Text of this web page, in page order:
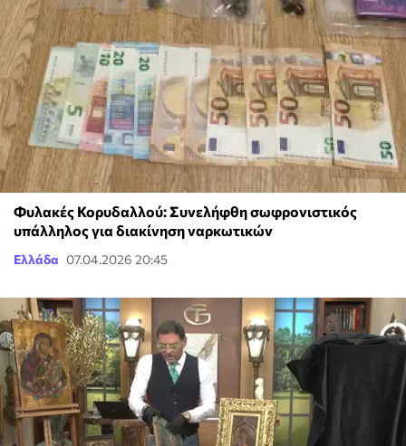
Φυλακές Κορυδαλλού: Συνελήφθη σωφρονιστικός
υπάλληλος για διακίνηση ναρκωτικών
Ελλάδα 07.04.2026 20:45